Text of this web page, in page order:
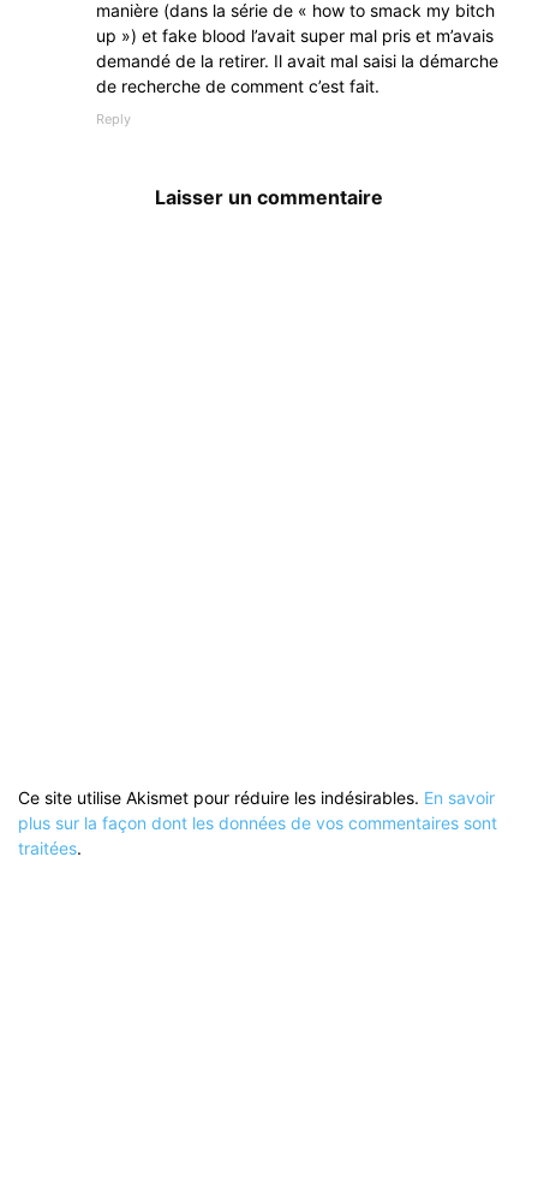
manière (dans la série de « how to smack my bitch
up ») et fake blood l’avait super mal pris et m’avais
demandé de la retirer. Il avait mal saisi la démarche
de recherche de comment c’est fait.
Reply
Laisser un commentaire
Ce site utilise Akismet pour réduire les indésirables. En savoir
plus sur la façon dont les données de vos commentaires sont
traitées.